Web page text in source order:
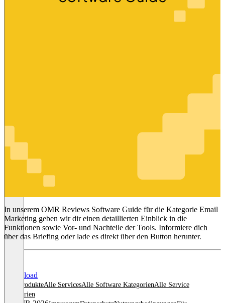
EmailMarketing
In unserem OMR Reviews Software Guide für die Kategorie Email
Marketing geben wir dir einen detaillierten Einblick in die
Funktionen sowie Vor- und Nachteile der Tools. Informiere dich
über das Briefing oder lade es direkt über den Button herunter.
Download
Alle ProdukteAlle ServicesAlle Software KategorienAlle Service
Kategorien